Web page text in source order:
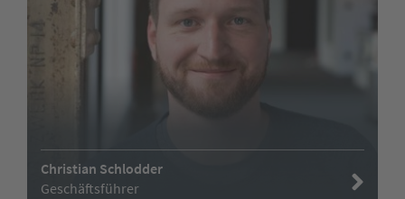
Christian Schlodder
Geschäftsführer